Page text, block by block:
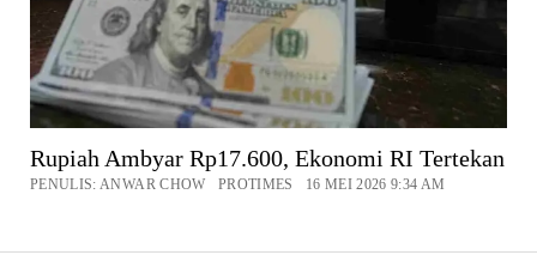
Rupiah Ambyar Rp17.600, Ekonomi RI Tertekan
PENULIS: ANWAR CHOW PROTIMES 16 MEI 2026 9:34 AM